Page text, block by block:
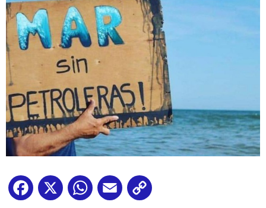
Facebook
X WhatsApp
Email